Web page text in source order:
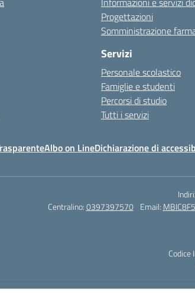
Progettazioni
Somministrazione
Servizi
Personale scolastico
Famiglie e studenti
Percorsi di studio
Tutti i servizi
Albo on LineDichiarazione di
Centralino:0397397570 Email:
Codice